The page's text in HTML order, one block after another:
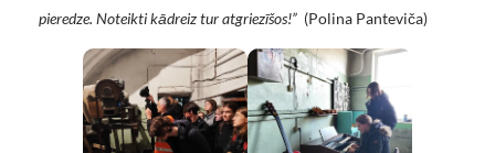
pieredze. Noteikti kādreiz tur atgriezīšos!” (Polina Panteviča)